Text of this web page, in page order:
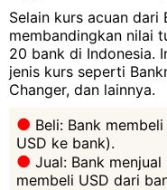
Selain kurs acuan dari
membandingkan nilai
20 bank di Indonesia.
jenis kurs seperti
Changer, dan lainnya.
Beli: Bank
USD ke bank).
Jual: Bank
membeli USD dari